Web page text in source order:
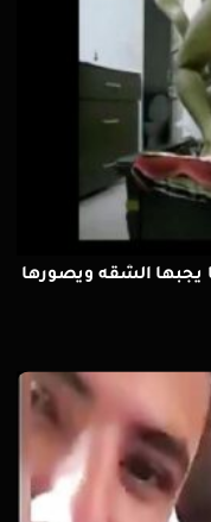
يجبها الشقه ويصورها